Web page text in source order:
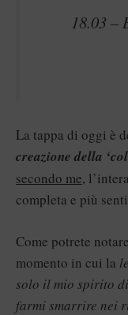
18.03 –
La tappa di oggi è
creazione della
secondo me,
completa e più
Come potrete
momento in cui la
solo il mio spirito
farmi smarrire nei